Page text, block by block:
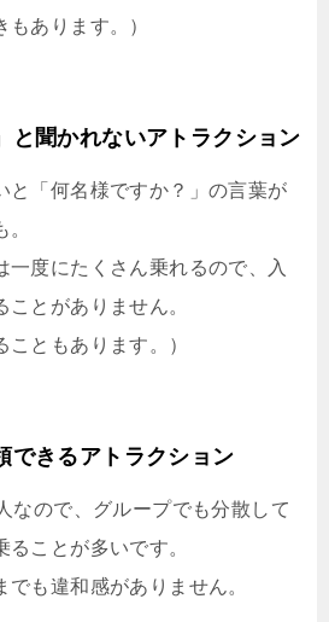
もあります。）
と聞かれないアトラクション
と「何名様ですか？」の言葉が
一度にたくさん乗れるので、入
とがありません。
こともあります。）
できるアトラクション
なので、グループでも分散して
ことが多いです。
も違和感がありません。